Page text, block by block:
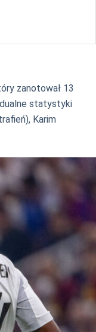
zanotował 13
statystyki
Karim